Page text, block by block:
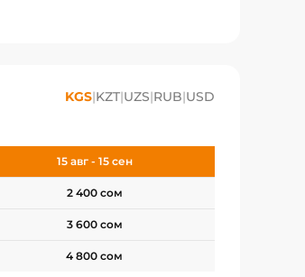
KGS|KZT|UZS|RUB|USD
15 авг - 15 сен
2 400 сом
3 600 сом
4 800 сом